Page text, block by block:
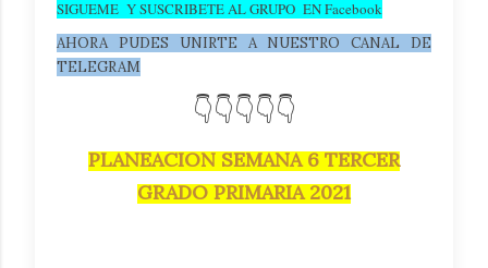
SIGUEME Y SUSCRIBETE AL GRUPO EN Facebook
AHORA PUDES UNIRTE A NUESTRO CANAL DE
TELEGRAM
👇👇👇👇👇
PLANEACION SEMANA 6 TERCER
GRADO PRIMARIA 2021